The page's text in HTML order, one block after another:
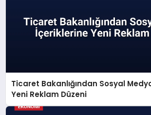
Ticaret Bakanlığından Sosyal
Yeni Reklam Düzeni